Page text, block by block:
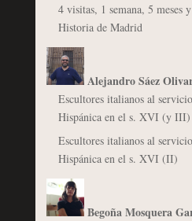
4 visitas, 1 semana, 5 meses
Historia de Madrid
Alejandro Sáez
Escultores italianos al
Hispánica en el s. XVI (y III)
Escultores italianos al
Hispánica en el s. XVI (II)
Begoña Mosquera